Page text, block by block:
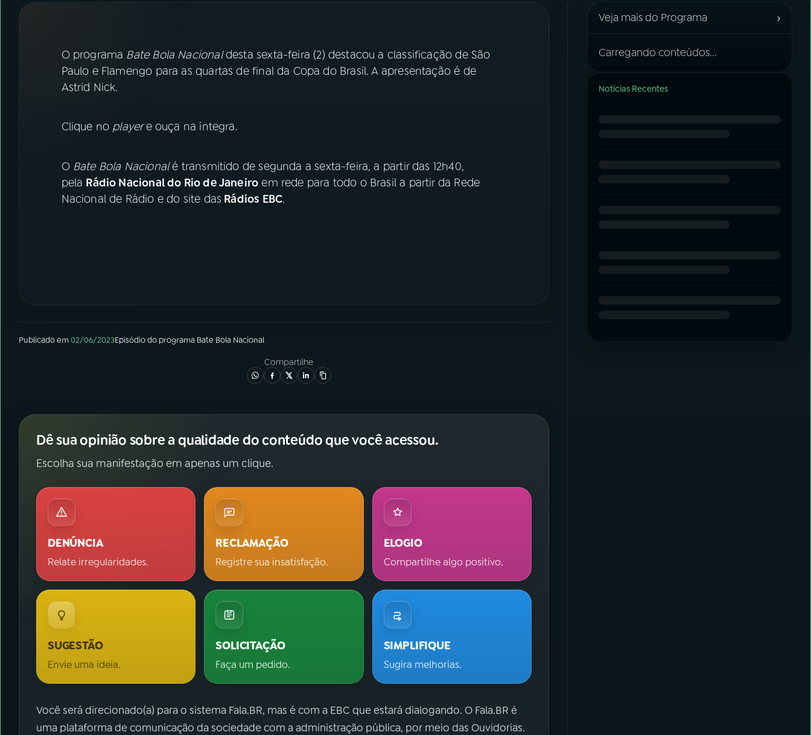
O programa Bate Bola Nacionaldesta sexta-feira (2) destacou a classificação de São
Paulo e Flamengo para as quartas de final da Copa do Brasil. A apresentação é de
Astrid Nick.
Clique no playere ouça na íntegra.
O Bate Bola Nacionalé transmitido de segunda a sexta-feira, a partir das 12h40,
pela Rádio Nacional do Rio de Janeiro em rede para todo o Brasil a partir da Rede
Nacional de Rádio e do site das Rádios EBC.
Publicado em02/06/2023Episódiodo programa Bate Bola Nacional
Compartilhe
Dê sua opinião sobre a qualidade do conteúdo que você acessou.
Escolha sua manifestação em apenas um clique.
DENÚNCIA
Relate irregularidades.
RECLAMAÇÃO
Registre sua insatisfação.
ELOGIO
Compartilhe algo positivo.
SUGESTÃO
Envie uma ideia.
SOLICITAÇÃO
Faça um pedido.
SIMPLIFIQUE
Sugira melhorias.
Você será direcionado(a) para o sistema Fala.BR, mas é com a EBC que estará dialogando. O Fala.BR é
uma plataforma de comunicação da sociedade com a administração pública, por meio das Ouvidorias.
Veja mais do Programa ›
Carregando conteúdos...
Notícias Recentes